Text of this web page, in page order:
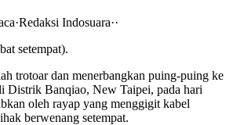
·Redaksi Indosuara··
setempat).
trotoar dan menerbangkan puing-puing ke
Distrik Banqiao, New Taipei, pada hari
oleh rayap yang menggigit kabel
berwenang setempat.